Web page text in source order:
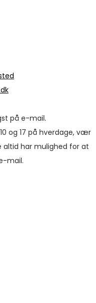
på e-mail.
og 17 på hverdage, vær
har mulighed for at
mail.